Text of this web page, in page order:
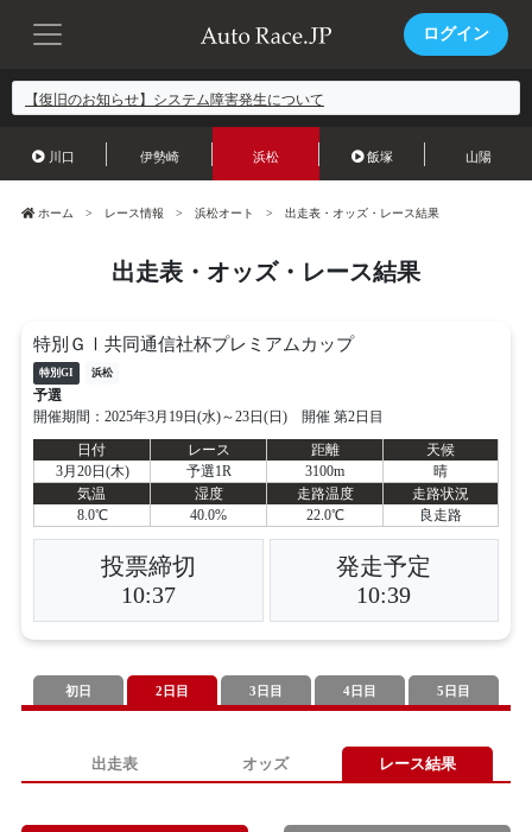
ログイン
【復旧のお知らせ】システム障害発生について
川口 伊勢崎 浜松 飯塚 山陽
ホーム レース情報 浜松オート 出走表・オッズ・レース結果
出走表・オッズ・レース結果
特別ＧⅠ共同通信社杯プレミアムカップ
特別GI 浜松
予選
開催期間：2025年3月19日(水)～23日(日) 開催 第2日目
日付
レース 距離
天候
3月20日(木)
予選1R 3100m
晴
気温
湿度 走路温度
走路状況
8.0℃
40.0% 22.0℃ 良走路
投票締切
10:37
発走予定
10:39
初日 2日目 3日目 4日目 5日目
出走表 オッズ レース結果